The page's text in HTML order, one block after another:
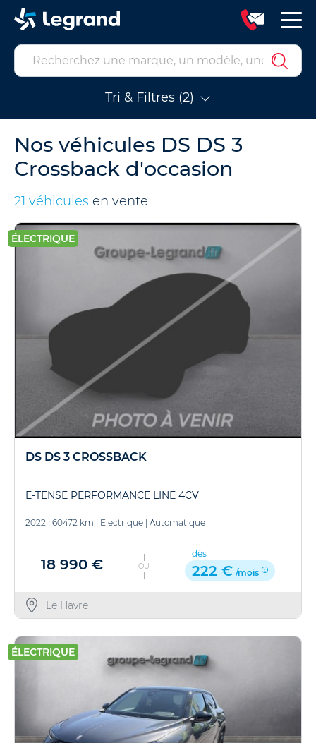
Tri & Filtres (2)
Nos véhicules DS DS 3
Crossback d'occasion
21 véhicules en vente
ÉLECTRIQUE
DS DS 3 CROSSBACK
E-TENSE PERFORMANCE LINE 4CV
2022 | 60472 km | Electrique | Automatique
18 990 € OU
dès
222 € /mois
Le Havre
ÉLECTRIQUE